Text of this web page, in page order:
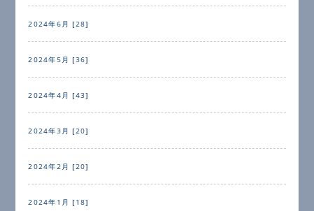
2024年6月 [28]
2024年5月 [36]
2024年4月 [43]
2024年3月 [20]
2024年2月 [20]
2024年1月 [18]